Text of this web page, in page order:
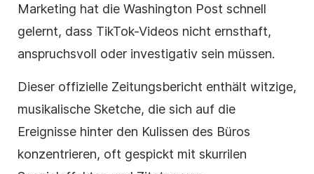
Marketing hat die Washington Post schnell
gelernt, dass TikTok-Videos nicht ernsthaft,
anspruchsvoll oder investigativ sein müssen.
Dieser offizielle Zeitungsbericht enthält witzige,
musikalische Sketche, die sich auf die
Ereignisse hinter den Kulissen des Büros
konzentrieren, oft gespickt mit skurrilen